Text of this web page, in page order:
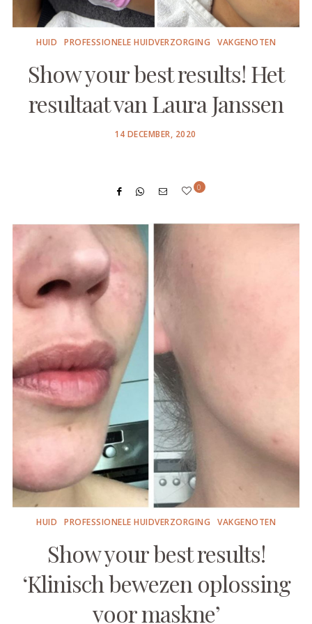
HUID PROFESSIONELE HUIDVERZORGING VAKGENOTEN
Show your best results! Het
resultaat van Laura Janssen
POSTED
14 DECEMBER, 2020
0
HUID PROFESSIONELE HUIDVERZORGING VAKGENOTEN
Show your best results!
‘Klinisch bewezen oplossing
voor maskne’